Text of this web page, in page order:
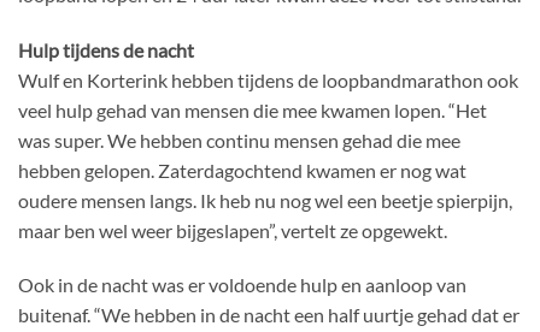
Hulp tijdens de nacht
Wulf en Korterink hebben tijdens de loopbandmarathon ook
veel hulp gehad van mensen die mee kwamen lopen. “Het
was super. We hebben continu mensen gehad die mee
hebben gelopen. Zaterdagochtend kwamen er nog wat
oudere mensen langs. Ik heb nu nog wel een beetje spierpijn,
maar ben wel weer bijgeslapen”, vertelt ze opgewekt.
Ook in de nacht was er voldoende hulp en aanloop van
buitenaf. “We hebben in de nacht een half uurtje gehad dat er